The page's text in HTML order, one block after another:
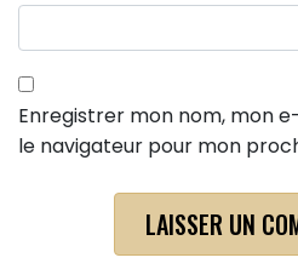
Enregistrer mon nom, mon
le navigateur pour mon